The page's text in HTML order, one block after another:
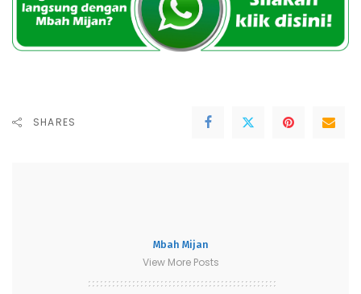
SHARES
Mbah Mijan
View More Posts